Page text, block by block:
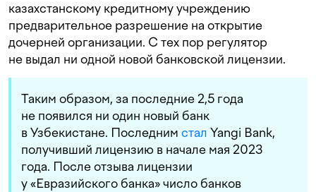
казахстанскому кредитному учреждению
предварительное разрешение на открытие
дочерней организации. С тех пор регулятор
не выдал ни одной новой банковской лицензии.
Таким образом, за последние 2,5 года
не появился ни один новый банк
в Узбекистане. Последним стал Yangi Bank,
получивший лицензию в начале мая 2023
года. После отзыва лицензии
у «Евразийского банка» число банков